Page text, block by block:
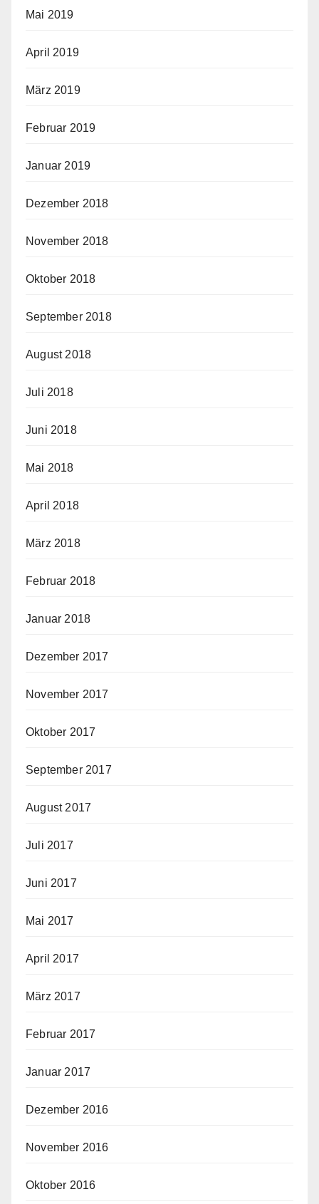
Mai 2019
April 2019
März 2019
Februar 2019
Januar 2019
Dezember 2018
November 2018
Oktober 2018
September 2018
August 2018
Juli 2018
Juni 2018
Mai 2018
April 2018
März 2018
Februar 2018
Januar 2018
Dezember 2017
November 2017
Oktober 2017
September 2017
August 2017
Juli 2017
Juni 2017
Mai 2017
April 2017
März 2017
Februar 2017
Januar 2017
Dezember 2016
November 2016
Oktober 2016